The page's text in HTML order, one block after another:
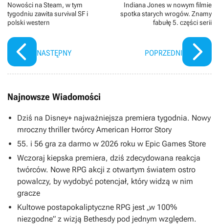
Nowości na Steam, w tym
tygodniu zawita survival SF i
polski western
NASTĘPNY
Indiana Jones w nowym filmie
spotka starych wrogów. Znamy
fabułę 5. części serii
POPRZEDNI
Najnowsze Wiadomości
Dziś na Disney+ najważniejsza premiera tygodnia. Nowy
mroczny thriller twórcy American Horror Story
55. i 56 gra za darmo w 2026 roku w Epic Games Store
Wczoraj kiepska premiera, dziś zdecydowana reakcja
twórców. Nowe RPG akcji z otwartym światem ostro
powalczy, by wydobyć potencjał, który widzą w nim
gracze
Kultowe postapokaliptyczne RPG jest „w 100%
niezgodne” z wizją Bethesdy pod jednym względem.